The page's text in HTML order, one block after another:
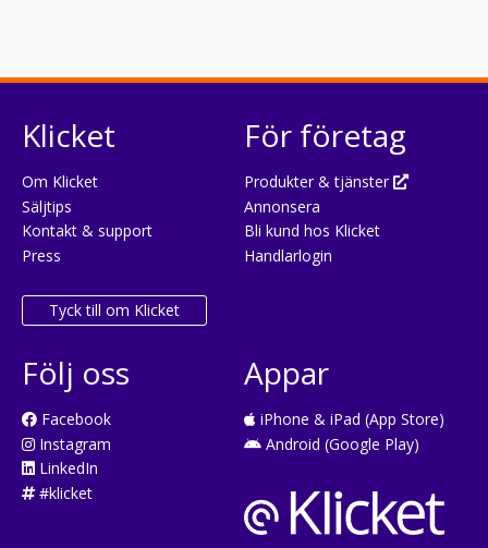
Klicket
Om Klicket
Säljtips
Kontakt & support
Press
Tyck till om Klicket
För företag
Produkter & tjänster
Annonsera
Bli kund hos Klicket
Handlarlogin
Följ oss
Facebook
Instagram
LinkedIn
#klicket
Appar
iPhone & iPad (App Store)
Android (Google Play)